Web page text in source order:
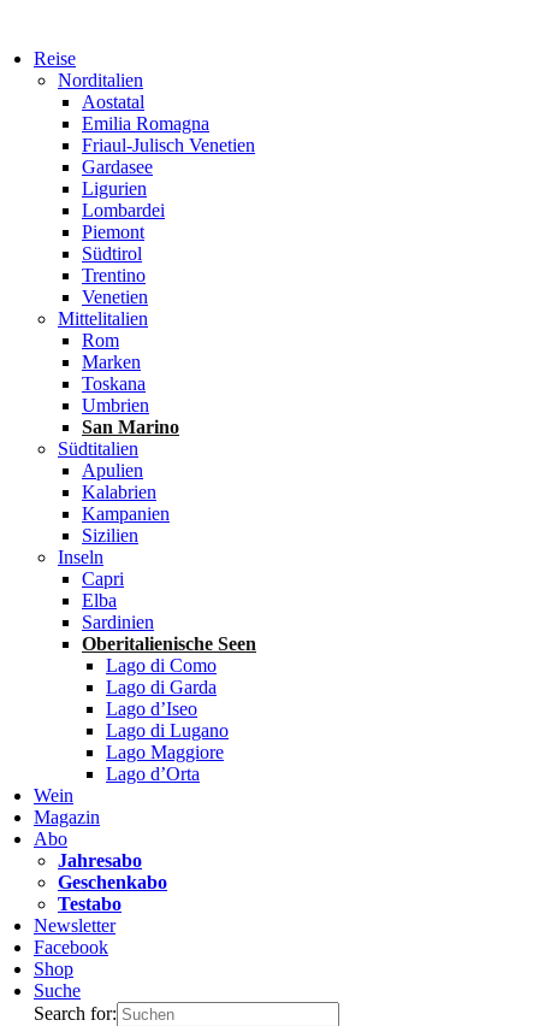
Reise
Norditalien
Aostatal
Emilia Romagna
Friaul-Julisch Venetien
Gardasee
Ligurien
Lombardei
Piemont
Südtirol
Trentino
Venetien
Mittelitalien
Rom
Marken
Toskana
Umbrien
San Marino
Südtitalien
Apulien
Kalabrien
Kampanien
Sizilien
Inseln
Capri
Elba
Sardinien
Oberitalienische Seen
Lago di Como
Lago di Garda
Lago d’Iseo
Lago di Lugano
Lago Maggiore
Lago d’Orta
Wein
Magazin
Abo
Jahresabo
Geschenkabo
Testabo
Newsletter
Facebook
Shop
Suche
Search for: